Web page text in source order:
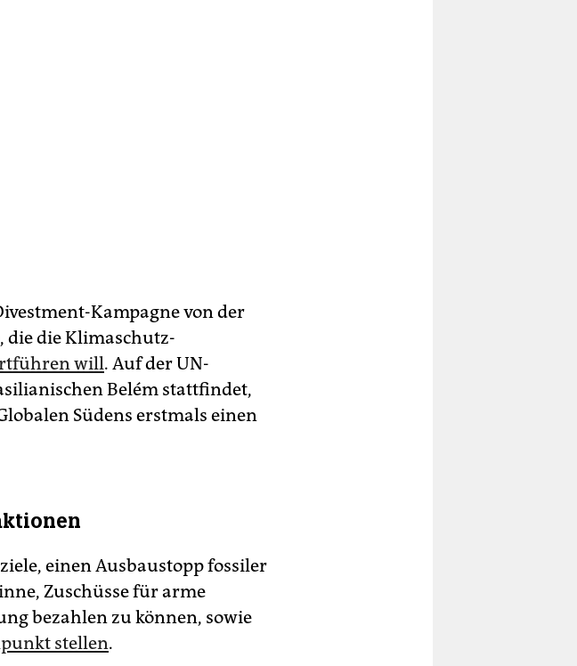
Kampagne von der
die die Klimaschutz-
will. Auf der UN-
Belém stattfindet,
Südens erstmals einen
einen Ausbaustopp fossiler
Zuschüsse für arme
bezahlen zu können, sowie
stellen.